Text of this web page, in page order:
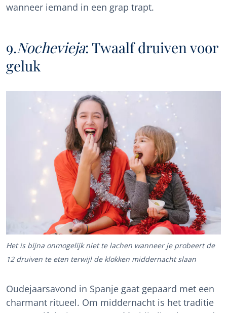
wanneer iemand in een grap trapt.
9.Nochevieja: Twaalf druiven voor
geluk
Het is bijna onmogelijk niet te lachen wanneer je probeert de
12 druiven te eten terwijl de klokken middernacht slaan
Oudejaarsavond in Spanje gaat gepaard met een
charmant ritueel. Om middernacht is het traditie